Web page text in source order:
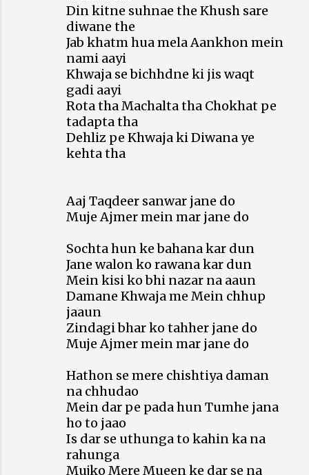
Din kitne suhnae the Khush sare
diwane the
Jab khatm hua mela Aankhon mein
nami aayi
Khwaja se bichhdne ki jis waqt
gadi aayi
Rota tha Machalta tha Chokhat pe
tadapta tha
Dehliz pe Khwaja ki Diwana ye
kehta tha
Aaj Taqdeer sanwar jane do
Muje Ajmer mein mar jane do
Sochta hun ke bahana kar dun
Jane walon ko rawana kar dun
Mein kisi ko bhi nazar na aaun
Damane Khwaja me Mein chhup
jaaun
Zindagi bhar ko tahher jane do
Muje Ajmer mein mar jane do
Hathon se mere chishtiya daman
na chhudao
Mein dar pe pada hun Tumhe jana
ho to jaao
Is dar se uthunga to kahin ka na
rahunga
Mujko Mere Mueen ke dar se na